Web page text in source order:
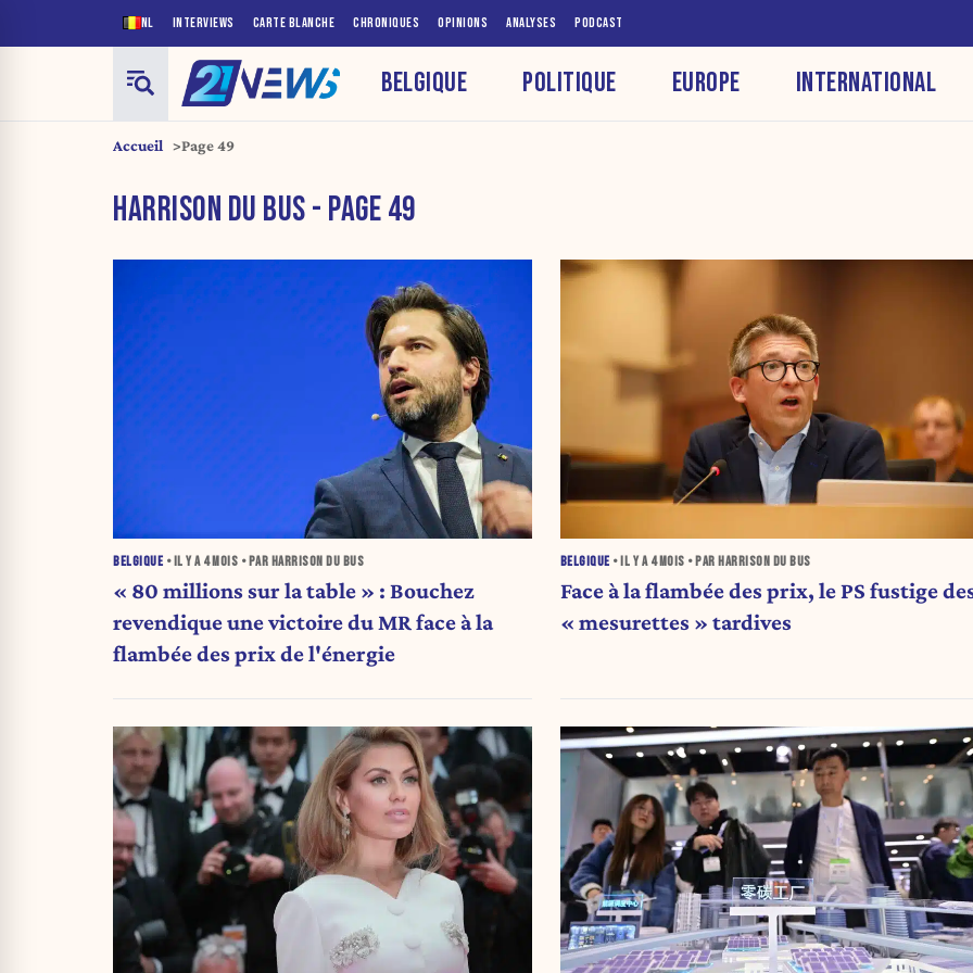
NL INTERVIEWS CARTE BLANCHE CHRONIQUES OPINIONS ANALYSES PODCAST
BELGIQUE POLITIQUE EUROPE INTERNATIONAL
Accueil Page 49
HARRISON DU BUS - PAGE 49
BELGIQUE • IL Y A 4 MOIS • PAR HARRISON DU BUS
« 80 millions sur la table » : Bouchez
revendique une victoire du MR face à la
flambée des prix de l'énergie
BELGIQUE • IL Y A 4 MOIS • PAR HARRISON DU BUS
Face à la flambée des prix, le PS fustige
« mesurettes » tardives